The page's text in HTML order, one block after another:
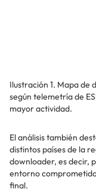
Ilustración 1. Mapa
según telemetría de
mayor actividad.
El análisis también
distintos países de la
downloader, es decir,
entorno
final.